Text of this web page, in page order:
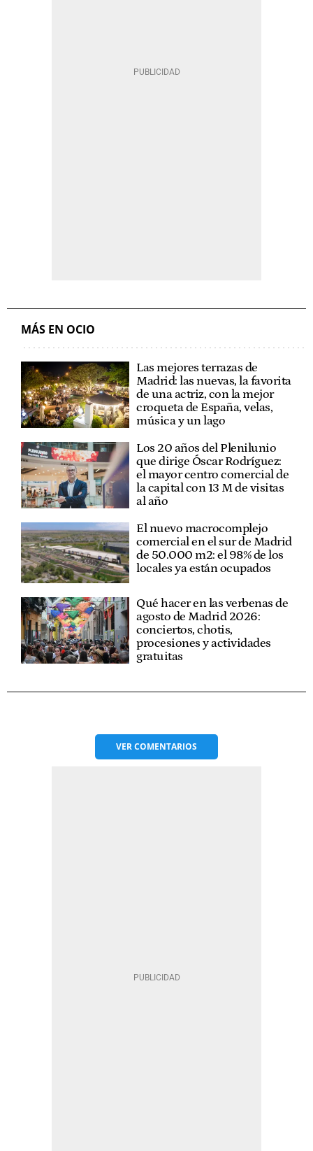
MÁS EN OCIO
Las mejores terrazas de
Madrid: las nuevas, la favorita
de una actriz, con la mejor
croqueta de España, velas,
música y un lago
Los 20 años del Plenilunio
que dirige Óscar Rodríguez:
el mayor centro comercial de
la capital con 13 M de visitas
al año
El nuevo macrocomplejo
comercial en el sur de Madrid
de 50.000 m2: el 98% de los
locales ya están ocupados
Qué hacer en las verbenas de
agosto de Madrid 2026:
conciertos, chotis,
procesiones y actividades
gratuitas
VERCOMENTARIOS